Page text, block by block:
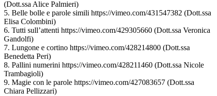
(Dott.ssa Alice Palmieri)
5. Belle bolle e parole simili https://vimeo.com/431547382 (Dott.ssa
Elisa Colombini)
6. Tutti sull’attenti https://vimeo.com/429305660 (Dott.ssa Veronica
Gandolfi)
7. Lungone e cortino https://vimeo.com/428214800 (Dott.ssa
Benedetta Peri)
8. Pallini numerini https://vimeo.com/428211460 (Dott.ssa Nicole
Trambagioli)
9. Magie con le parole https://vimeo.com/427083657 (Dott.ssa
Chiara Pellizzari)